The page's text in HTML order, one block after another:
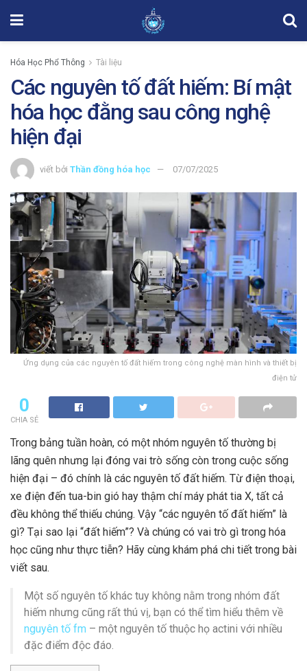
Hóa Học Phổ Thông Tài liệu
Các nguyên tố đất hiếm: Bí mật
hóa học đằng sau công nghệ
hiện đại
viết bởi Thần đồng hóa học 07/07/2025
Ứng dụng của các nguyên tố đất hiếm trong công nghệ màn hình và thiết bị
điện tử
0
CHIA SẺ
Trong bảng tuần hoàn, có một nhóm nguyên tố thường bị
lãng quên nhưng lại đóng vai trò sống còn trong cuộc sống
hiện đại – đó chính là các nguyên tố đất hiếm. Từ điện thoại,
xe điện đến tua-bin gió hay thậm chí máy phát tia X, tất cả
đều không thể thiếu chúng. Vậy “các nguyên tố đất hiếm” là
gì? Tại sao lại “đất hiếm”? Và chúng có vai trò gì trong hóa
học cũng như thực tiễn? Hãy cùng khám phá chi tiết trong bài
viết sau.
Một số nguyên tố khác tuy không nằm trong nhóm đất
hiếm nhưng cũng rất thú vị, bạn có thể tìm hiểu thêm về
nguyên tố fm – một nguyên tố thuộc họ actini với nhiều
đặc điểm độc đáo.